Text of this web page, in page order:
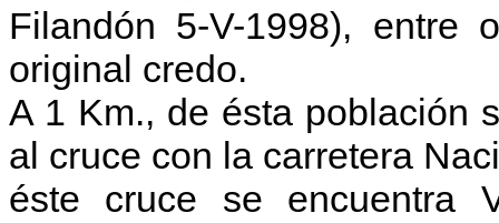
Filandón 5-V-1998), entre
original credo.
A 1 Km., de ésta población
al cruce con la carretera
éste cruce se encuentra